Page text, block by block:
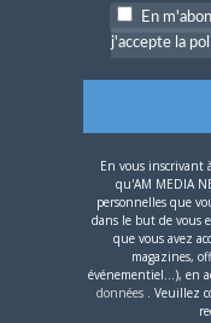
5 AOÛT 2026
L’AnimeLand
4 AOÛT 2026
Une nouvelle
En
j'accepte la
En vous inscrivant
qu'AM MEDIA
personnelles que
dans le but de vous
que vous avez
magazines,
événementiel...), en
données . Veuillez